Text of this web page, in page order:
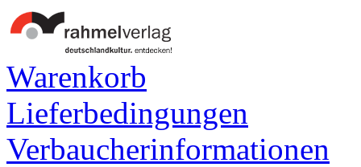
Warenkorb
Lieferbedingungen
Verbaucherinformationen